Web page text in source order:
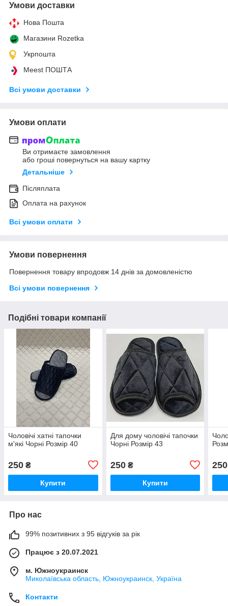
Умови доставки
Нова Пошта
Магазини Rozetka
Укрпошта
Meest ПОШТА
Всі умови доставки
Умови оплати
Ви отримаєте замовлення
або гроші повернуться на вашу картку
Детальніше
Післяплата
Оплата на рахунок
Всі умови оплати
Умови повернення
Повернення товару впродовж 14 днів за домовленістю
Всі умови повернення
Подібні товари компанії
Чоловічі хатні тапочки
м'які Чорні Розмір 40
250 ₴
Купити
Для дому чоловічі тапочки
Чорні Розмір 43
250₴
Купити
250
Про нас
99% позитивних з 95 відгуків за рік
Працює з 20.07.2021
м. Южноукраинск
Миколаївська область, Южноукраинск, Україна
Контакти